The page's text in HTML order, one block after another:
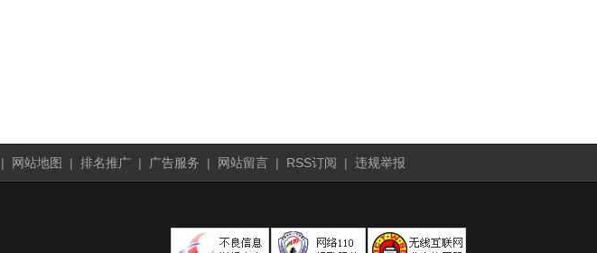
| 网站地图 | 排名推广 | 广告服务 | 网站留言 | RSS订阅 | 违规举报